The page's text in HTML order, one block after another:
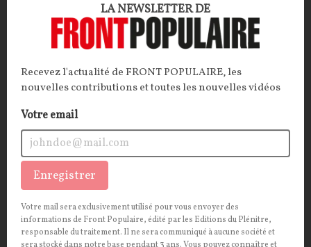
Ehpad, ont remplacé les « hospices ». Derrière cette
nouvelle appellation, c’est toute la politique du
vieillissement qui a été chamboulée. Et pas forcément
pour le meilleur…
Gérard BRAMI
OPINIONSEHPAD
LA NEWSLETTER DE
Recevez l'actualité de FRONT POPULAIRE, les
nouvelles contributions et toutes les nouvelles vidéos
Votre email
Enregistrer
Votre mail sera exclusivement utilisé pour vous envoyer des
informations de Front Populaire, édité par les Editions du Plénitre,
responsable du traitement. Il ne sera communiqué à aucune société et